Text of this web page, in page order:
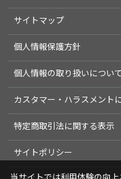
サイトマップ
個人情報保護方針
個人情報の取り扱いについて
カスタマー・ハラスメント
特定商取引法に関する表示
サイトポリシー